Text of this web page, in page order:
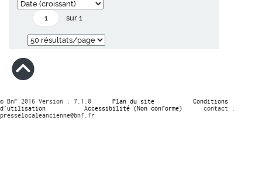
sur 1
© BnF 2016 Version : 7.1.0 Plan du site
Conditions
d’utilisation
Accessibilité (Non conforme)
contact :
presselocaleancienne@bnf.fr